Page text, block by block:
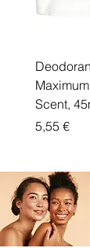
Scent,
Price
5,55 €